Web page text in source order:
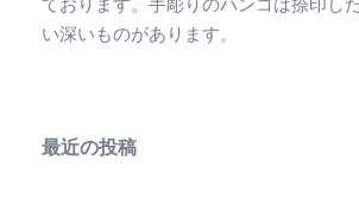
ております。手彫りのハンコは捺印し
い深いものがあります。
最近の投稿